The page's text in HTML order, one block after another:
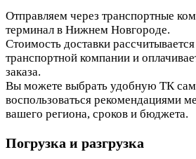
Отправляем через транспортные
терминал в Нижнем Новгороде.
Стоимость доставки
транспортной компании и
заказа.
Вы можете выбрать удобную ТК
воспользоваться рекомендациями
вашего региона, сроков и бюджета.
Погрузка и разгрузка